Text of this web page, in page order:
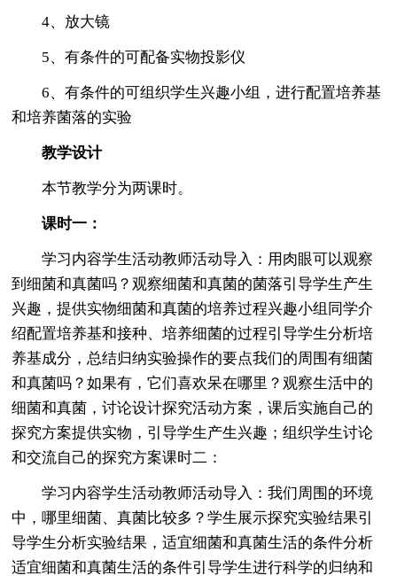
4、放大镜
5、有条件的可配备实物投影仪
6、有条件的可组织学生兴趣小组，进行配置培养基
和培养菌落的实验
教学设计
本节教学分为两课时。
课时一：
学习内容学生活动教师活动导入：用肉眼可以观察
到细菌和真菌吗？观察细菌和真菌的菌落引导学生产生
兴趣，提供实物细菌和真菌的培养过程兴趣小组同学介
绍配置培养基和接种、培养细菌的过程引导学生分析培
养基成分，总结归纳实验操作的要点我们的周围有细菌
和真菌吗？如果有，它们喜欢呆在哪里？观察生活中的
细菌和真菌，讨论设计探究活动方案，课后实施自己的
探究方案提供实物，引导学生产生兴趣；组织学生讨论
和交流自己的探究方案课时二：
学习内容学生活动教师活动导入：我们周围的环境
中，哪里细菌、真菌比较多？学生展示探究实验结果引
导学生分析实验结果，适宜细菌和真菌生活的条件分析
适宜细菌和真菌生活的条件引导学生进行科学的归纳和